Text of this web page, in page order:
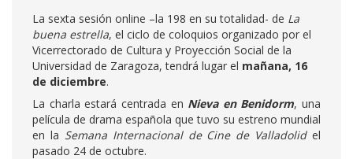
La sexta sesión online –la 198 en su totalidad- de La
buena estrella, el ciclo de coloquios organizado por el
Vicerrectorado de Cultura y Proyección Social de la
Universidad de Zaragoza, tendrá lugar el mañana, 16
de diciembre.
La charla estará centrada en Nieva en Benidorm, una
película de drama española que tuvo su estreno mundial
en la Semana Internacional de Cine de Valladolid el
pasado 24 de octubre.